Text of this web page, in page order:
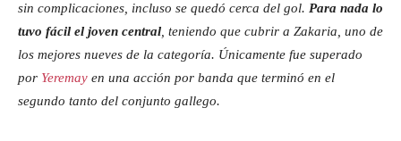
sin complicaciones, incluso se quedó cerca del gol. Para nada lo
tuvo fácil el joven central , teniendo que cubrir a Zakaria, uno de
los mejores nueves de la categoría. Únicamente fue superado
por Yeremay en una acción por banda que terminó en el
segundo tanto del conjunto gallego.